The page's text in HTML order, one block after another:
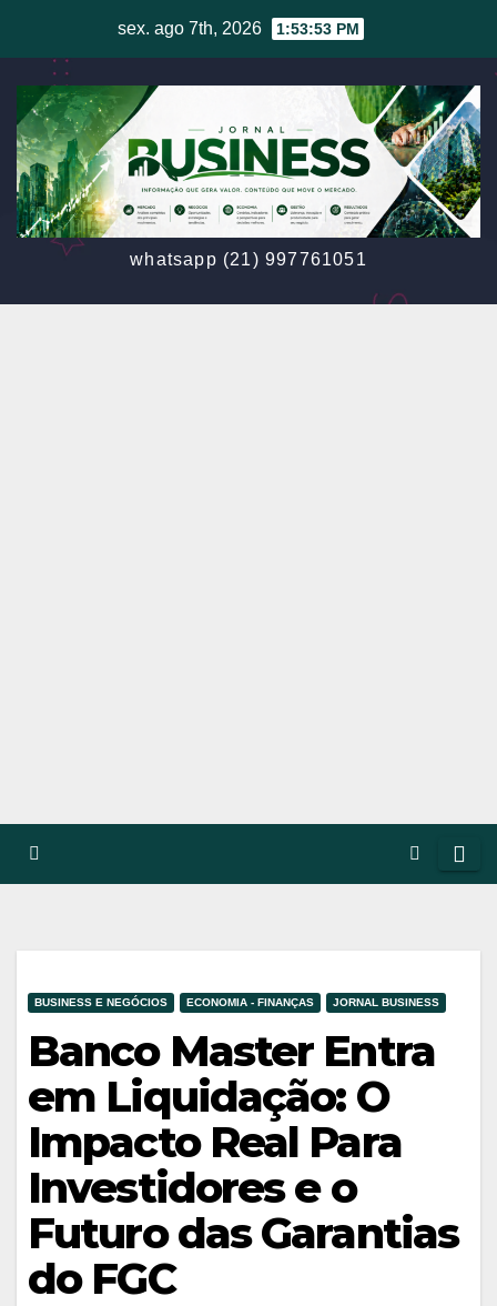
content
sex. ago 7th, 2026 1:53:55 PM
whatsapp (21) 997761051
BUSINESS E NEGÓCIOS ECONOMIA - FINANÇAS JORNAL BUSINESS
Banco Master Entra
em Liquidação: O
Impacto Real Para
Investidores e o
Futuro das Garantias
do FGC